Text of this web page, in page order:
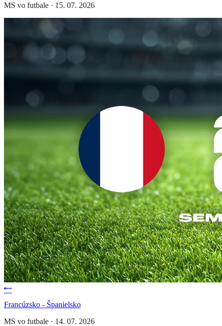
MS vo futbale · 15. 07. 2026
Francúzsko - Španielsko
MS vo futbale · 14. 07. 2026